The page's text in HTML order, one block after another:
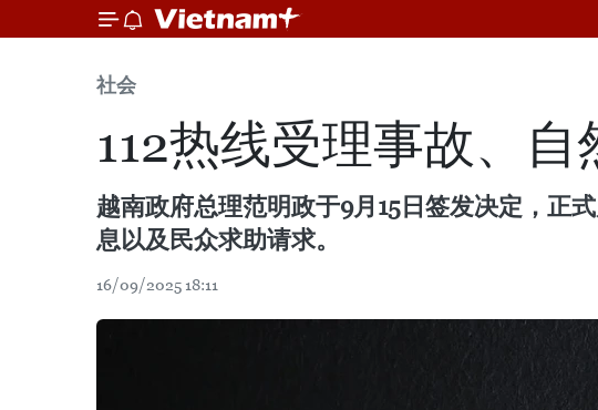
社会
112热线受理事故、
越南政府总理范明政于9月15日签发决定，正
息以及民众求助请求。
16/09/2025 18:11